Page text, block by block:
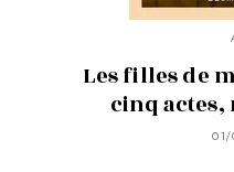
Les filles de
cinq
01/